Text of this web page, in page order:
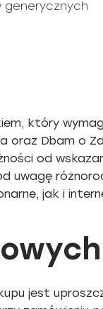
generycznych
który
Dbam o
od
uwagę
jak i
jest